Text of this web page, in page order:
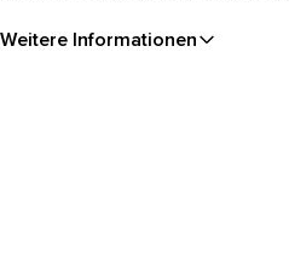
Weitere Informationen